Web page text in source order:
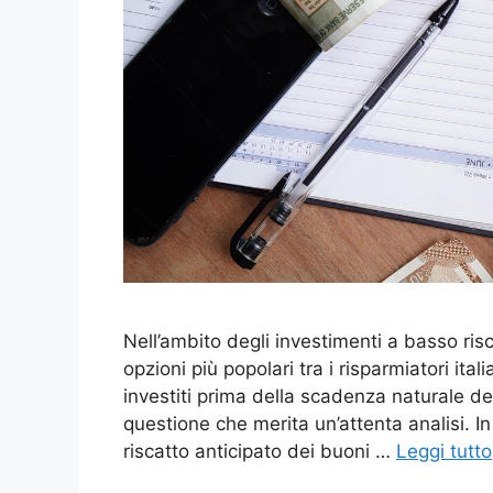
Nell’ambito degli investimenti a basso
opzioni più popolari tra i risparmiatori
investiti prima della scadenza naturale
questione che merita un’attenta analisi.
riscatto anticipato dei buoni … Leggi tutto